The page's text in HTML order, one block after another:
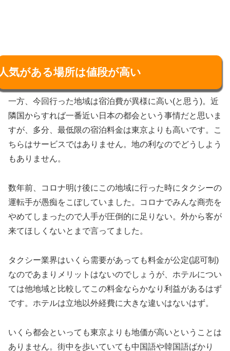
気がある場所は値段が高い
一方、今回行った地域は宿泊費が異様に高い(と思う)。近
隣国からすれば一番近い日本の都会という事情だと思いま
すが、多分、最低限の宿泊料金は東京よりも高いです。こ
ちらはサービスではありません。地の利なのでどうしよう
もありません。
数年前、コロナ明け後にこの地域に行った時にタクシーの
運転手が愚痴をこぼしていました。コロナでみんな商売を
やめてしまったので人手が圧倒的に足りない。外から客が
来てほしくないとまで言ってました。
タクシー業界はいくら需要があっても料金が公定(認可制)
なのであまりメリットはないのでしょうが、ホテルについ
ては他地域と比較してこの料金ならかなり利益があるはず
です。ホテルは立地以外経費に大きな違いはないはず。
いくら都会といっても東京よりも地価が高いということは
ありません。街中を歩いていても中国語や韓国語ばかり